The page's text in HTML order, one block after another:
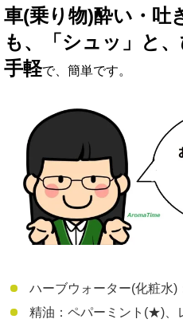
車(乗り物)酔い・吐
も、「シュッ」と
手軽で、簡単です。
ハーブウォーター(化粧水)
精油：ペパーミント(★)